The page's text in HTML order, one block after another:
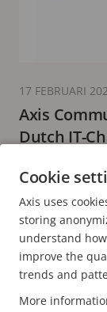
Axis
Dutch IT-
17 FEBRUARI
MEER LEZEN
FOOTER
CONTACT
Cookie
Axis uses
storing
understand
improve the
trends and
More